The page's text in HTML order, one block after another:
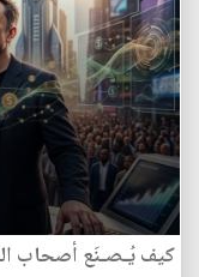
كيف يُـصـنَع أصحاب